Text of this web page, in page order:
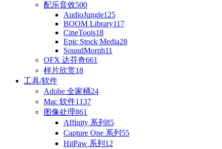
配乐音效500
AudioJungle125
BOOM Library117
CineTools18
Epic Stock Media28
SoundMorph11
OFX 达芬奇661
样片欣赏18
工具/软件
Adobe 全家桶24
Mac 软件1137
图像处理861
Affinity 系列 85
Capture One 系列 55
HitPaw 系列 12